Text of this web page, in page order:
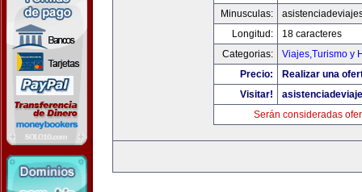
Minusculas:
Longitud:
18 caracteres
Categorias:
Viajes,Turismo y
Precio:
Realizar una
Visitar!
Serán consideradas